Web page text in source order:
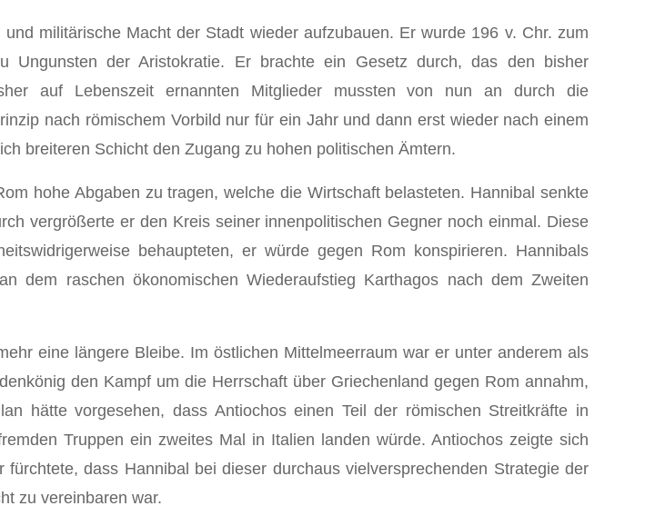
militärische Macht der Stadt wieder aufzubauen. Er wurde 196 v. Chr. zum
Ungunsten der Aristokratie. Er brachte ein Gesetz durch, das den bisher
auf Lebenszeit ernannten Mitglieder mussten von nun an durch die
nach römischem Vorbild nur für ein Jahr und dann erst wieder nach einem
breiteren Schicht den Zugang zu hohen politischen Ämtern.
hohe Abgaben zu tragen, welche die Wirtschaft belasteten. Hannibal senkte
vergrößerte er den Kreis seiner innenpolitischen Gegner noch einmal. Diese
behaupteten, er würde gegen Rom konspirieren. Hannibals
dem raschen ökonomischen Wiederaufstieg Karthagos nach dem Zweiten
eine längere Bleibe. Im östlichen Mittelmeerraum war er unter anderem als
den Kampf um die Herrschaft über Griechenland gegen Rom annahm,
hätte vorgesehen, dass Antiochos einen Teil der römischen Streitkräfte in
Truppen ein zweites Mal in Italien landen würde. Antiochos zeigte sich
dass Hannibal bei dieser durchaus vielversprechenden Strategie der
zu vereinbaren war.